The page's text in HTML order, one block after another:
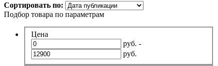
Сортировать по:
Подбор товара по параметрам
Цена
руб. -
руб.